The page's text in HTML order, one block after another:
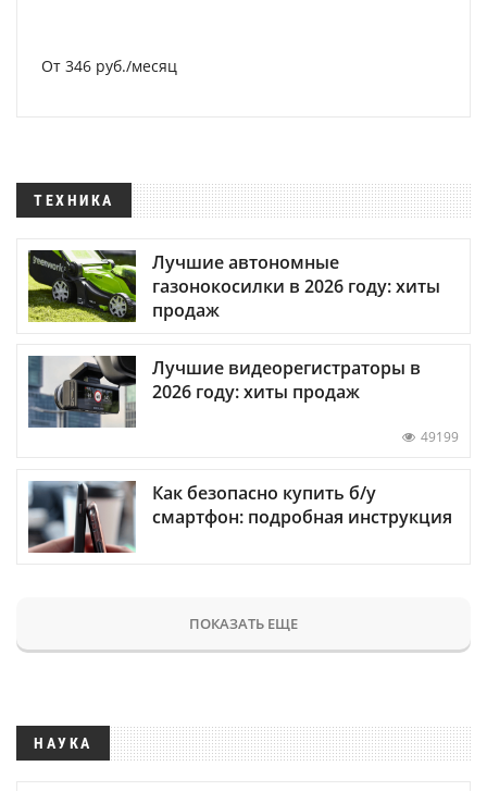
От 346 руб./месяц
ТЕХНИКА
Лучшие автономные
газонокосилки в 2026 году: хиты
продаж
Лучшие видеорегистраторы в
2026 году: хиты продаж
49199
Как безопасно купить б/у
смартфон: подробная инструкция
ПОКАЗАТЬ ЕЩЕ
НАУКА